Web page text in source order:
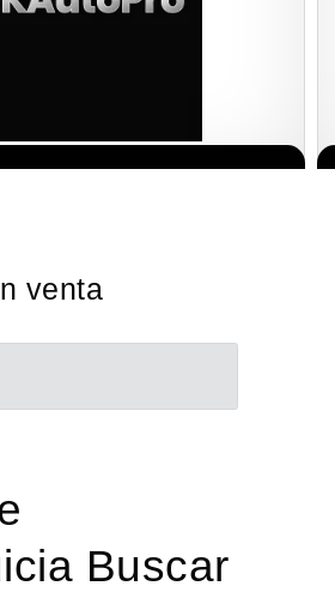
venta
Buscar